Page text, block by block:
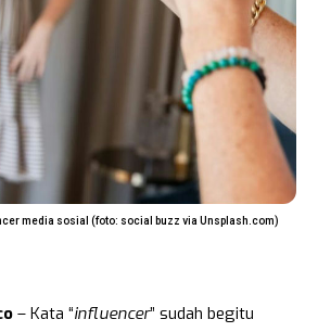
media sosial (foto: social buzz via Unsplash.com)
– Kata “influencer” sudah begitu